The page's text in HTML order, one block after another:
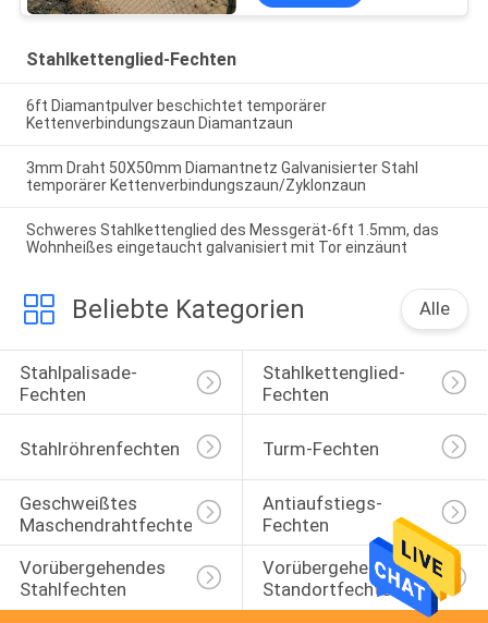
Stahlkettenglied-Fechten
6ft Diamantpulver beschichtet temporärer
Kettenverbindungszaun Diamantzaun
3mm Draht 50X50mm Diamantnetz Galvanisierter Stahl
temporärer Kettenverbindungszaun/Zyklonzaun
Schweres Stahlkettenglied des Messgerät-6ft 1.5mm, das
Wohnheißes eingetaucht galvanisiert mit Tor einzäunt
Beliebte Kategorien Alle
Stahlpalisade-
Fechten
Stahlkettenglied-
Fechten
Stahlröhrenfechten Turm-Fechten
Geschweißtes
Maschendrahtfechten
Antiaufstiegs-
Fechten
Vorübergehendes
Stahlfechten
Vorübergehendes
Standortfechten